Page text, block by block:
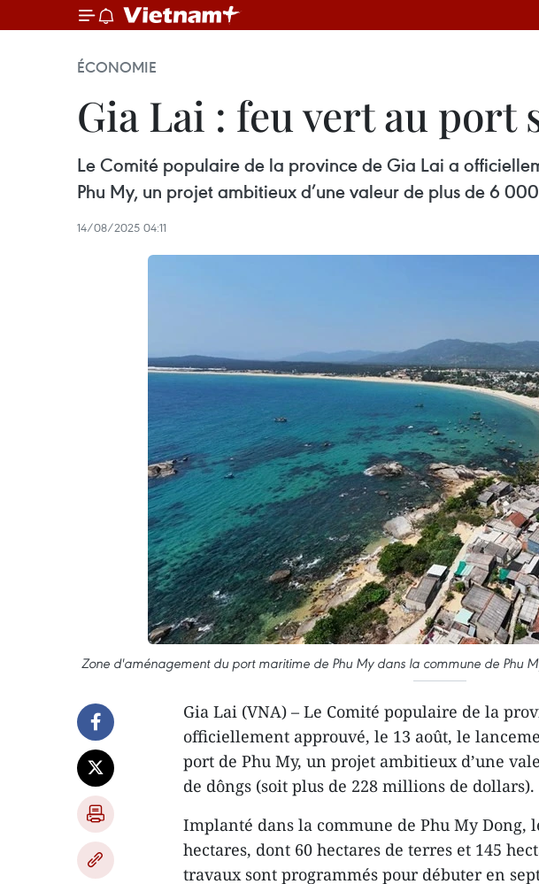
ÉCONOMIE
Gia Lai : feu vert au port
Le Comité populaire de la province de Gia Lai a
Phu My, un projet ambitieux d’une valeur de plus de 6
14/08/2025 04:11
Zone d'aménagement du port maritime de Phu My dans la commune de Phu
Gia Lai (VNA) – Le Comité populaire de la
officiellement approuvé, le 13 août, le
port de Phu My, un projet ambitieux d’une
de dôngs (soit plus de 228 millions de dollars).
Implanté dans la commune de Phu My Dong,
hectares, dont 60 hectares de terres et 145
travaux sont programmés pour débuter en